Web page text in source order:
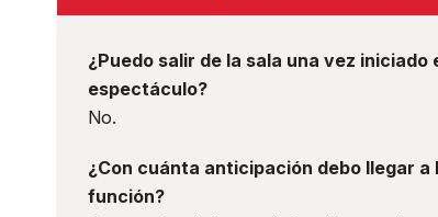
¿Puedo salir de la sala una vez iniciado
espectáculo?
No.
¿Con cuánta anticipación debo llegar a
función?